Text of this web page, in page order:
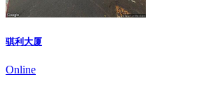
骐利大厦
Online